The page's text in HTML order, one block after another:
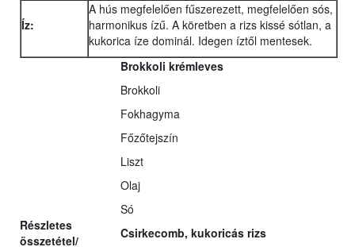
Íz:
A hús megfelelően fűszerezett, megfelelően sós,
harmonikus ízű. A köretben a rizs kissé sótlan, a
kukorica íze dominál. Idegen íztől mentesek.
Részletes
összetétel/
Brokkoli krémleves
Brokkoli
Fokhagyma
Főzőtejszín
Liszt
Olaj
Só
Csirkecomb, kukoricás rizs